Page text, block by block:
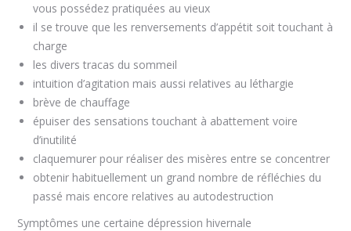
vous possédez pratiquées au vieux
il se trouve que les renversements d’appétit soit touchant à
charge
les divers tracas du sommeil
intuition d’agitation mais aussi relatives au léthargie
brève de chauffage
épuiser des sensations touchant à abattement voire
d’inutilité
claquemurer pour réaliser des misères entre se concentrer
obtenir habituellement un grand nombre de réfléchies du
passé mais encore relatives au autodestruction
Symptômes une certaine dépression hivernale